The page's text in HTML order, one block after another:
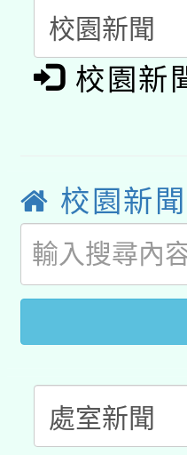
「數位
pilot」
有關大
轉知經
用水績
動」
桃園市
開 智慧
2026年
校園新
校園新